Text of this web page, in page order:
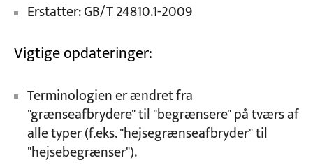
Erstatter: GB/T 24810.1-2009
Vigtige opdateringer:
Terminologien er ændret fra
"grænseafbrydere" til "begrænsere" på tværs af
alle typer (f.eks. "hejsegrænseafbryder" til
"hejsebegrænser").